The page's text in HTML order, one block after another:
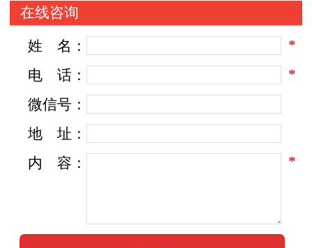
品品质、完整的产品结构和鲜明的品牌形象，配
合强劲的品牌战略推广和营销决策，成就了菲英
鞋业在中国市上的重要地位，并打造“快时尚 多色
彩“的都市女鞋品牌。
自由、活力、快东；享受的态度注入到每一个女
性全新的生活方式；轻奢的时尚女鞋品牌，源来
于法国的风格设计理念与亚洲生活品味相结合，
崛起之路。
在线咨询
姓
名：
*
电
话：
*
微信号：
地
址：
内
容： *